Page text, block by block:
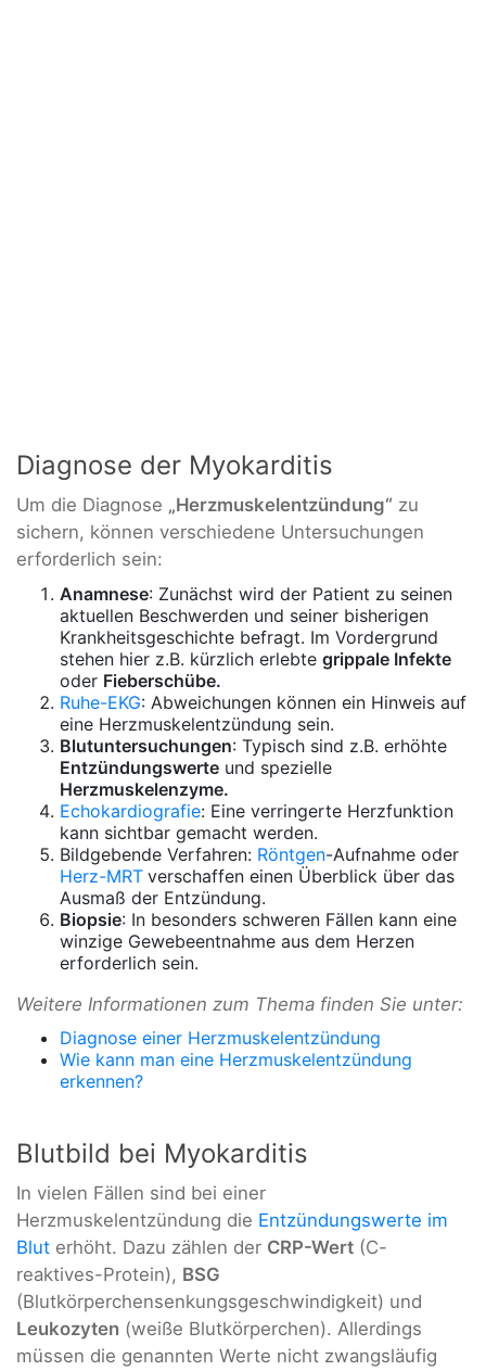
Diagnose der Myokarditis
Um die Diagnose „Herzmuskelentzündung“ zu
sichern, können verschiedene Untersuchungen
erforderlich sein:
Anamnese: Zunächst wird der Patient zu seinen
aktuellen Beschwerden und seiner bisherigen
Krankheitsgeschichte befragt. Im Vordergrund
stehen hier z.B. kürzlich erlebte grippale Infekte
oder Fieberschübe.
Ruhe-EKG: Abweichungen können ein Hinweis auf
eine Herzmuskelentzündung sein.
Blutuntersuchungen: Typisch sind z.B. erhöhte
Entzündungswerte und spezielle
Herzmuskelenzyme.
Echokardiografie: Eine verringerte Herzfunktion
kann sichtbar gemacht werden.
Bildgebende Verfahren: Röntgen-Aufnahme oder
Herz-MRT verschaffen einen Überblick über das
Ausmaß der Entzündung.
Biopsie: In besonders schweren Fällen kann eine
winzige Gewebeentnahme aus dem Herzen
erforderlich sein.
Weitere Informationen zum Thema finden Sie unter:
Diagnose einer Herzmuskelentzündung
Wie kann man eine Herzmuskelentzündung
erkennen?
Blutbild bei Myokarditis
In vielen Fällen sind bei einer
Herzmuskelentzündung die Entzündungswerte im
Blut erhöht. Dazu zählen der CRP-Wert (C-
reaktives-Protein), BSG
(Blutkörperchensenkungsgeschwindigkeit) und
Leukozyten (weiße Blutkörperchen). Allerdings
müssen die genannten Werte nicht zwangsläufig